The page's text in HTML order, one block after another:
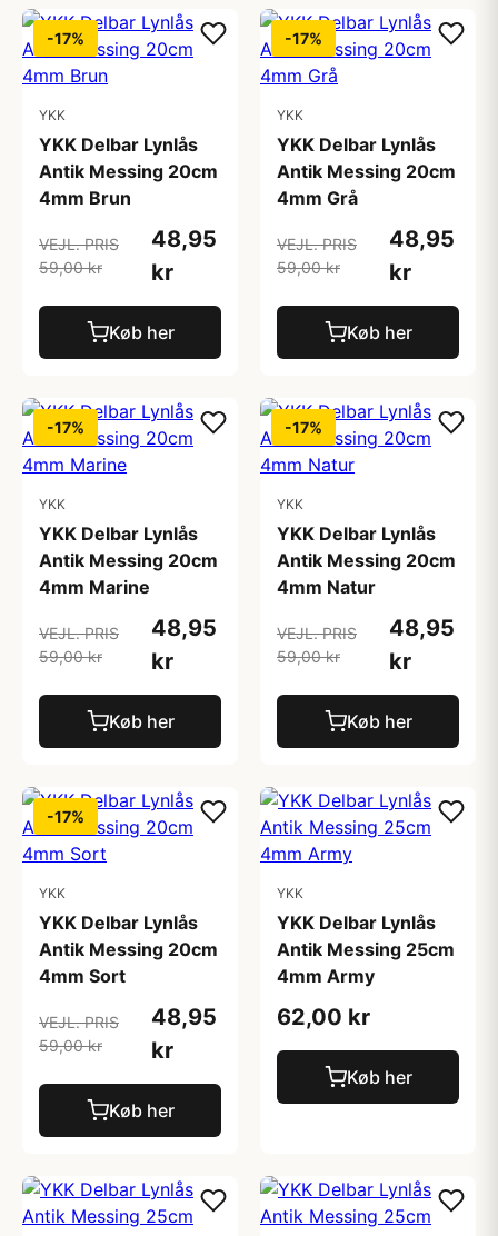
-17%
YKK
YKK Delbar Lynlås
Antik Messing 20cm
4mm Brun
VEJL. PRIS
59,00 kr
48,95
kr
Køb her
-17%
YKK
YKK Delbar Lynlås
Antik Messing 20cm
4mm Grå
VEJL. PRIS
59,00 kr
48,95
kr
Køb her
-17%
YKK
YKK Delbar Lynlås
Antik Messing 20cm
4mm Marine
VEJL. PRIS
59,00 kr
48,95
kr
Køb her
-17%
YKK
YKK Delbar Lynlås
Antik Messing 20cm
4mm Natur
VEJL. PRIS
59,00 kr
48,95
kr
Køb her
-17%
YKK
YKK Delbar Lynlås
Antik Messing 20cm
4mm Sort
VEJL. PRIS
59,00 kr
48,95
kr
Køb her
YKK
YKK Delbar Lynlås
Antik Messing 25cm
4mm Army
62,00 kr
Køb her